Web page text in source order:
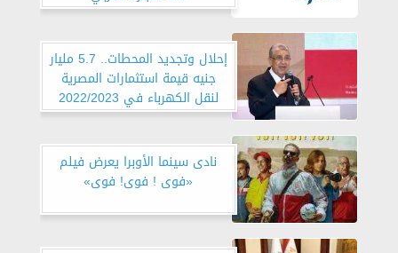
إحلال وتجديد المحطات.. 5.7 مليار
جنيه قيمة استثمارات المصرية
لنقل الكهرباء في 2022/2023
نادى سينما الأوبرا يعرض فيلم
«فوى ! فوى! فوى»